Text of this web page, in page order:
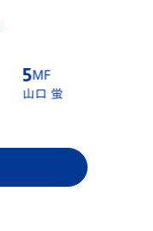
5MF
山口 蛍